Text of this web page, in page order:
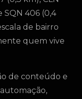
SQN 406 (0,4
de bairro
quem vive
de conteúdo e